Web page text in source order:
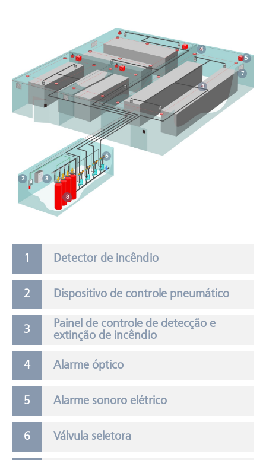
1
2 3
4
5
6
7
8
Detector de incêndio
Dispositivo de controle pneumático
Painel de controle de detecção e
extinção de incêndio
Alarme óptico
Alarme sonoro elétrico
Válvula seletora